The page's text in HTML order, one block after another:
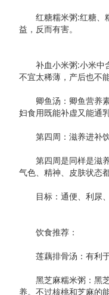
红糖糯米粥:红糖、糯
益，反而有害。
补血小米粥:小米中含
不宜太稀薄，产后也不
卿鱼汤：卿鱼营养素
妇食用既能补虚又能通乳
第四周：滋养进补饮
第四周是同样是滋养
气色、精神、皮肤状态
目标：通便、利尿、
饮食推荐：
莲藕排骨汤：有利于
黑芝麻糯米粥：黑芝
养。不过核桃和芝麻的